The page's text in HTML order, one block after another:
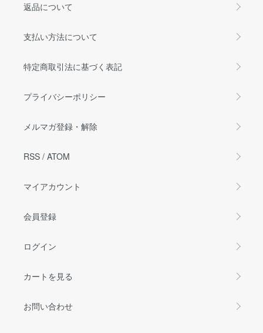
返品について
支払い方法について
特定商取引法に基づく表記
プライバシーポリシー
メルマガ登録・解除
RSS / ATOM
マイアカウント
会員登録
ログイン
カートを見る
お問い合わせ